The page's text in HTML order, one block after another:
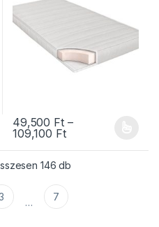
Ft - 92,400 Ft
van. A változatok a
49,500 Ft –
109,100 FtÁrtartomány:
Ennek a terméknek több
146 db
… 7